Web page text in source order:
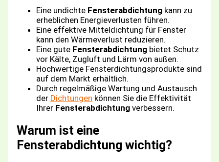
Eine undichte Fensterabdichtung kann zu
erheblichen Energieverlusten führen.
Eine effektive Mitteldichtung für Fenster
kann den Wärmeverlust reduzieren.
Eine gute Fensterabdichtung bietet Schutz
vor Kälte, Zugluft und Lärm von außen.
Hochwertige Fensterdichtungsprodukte sind
auf dem Markt erhältlich.
Durch regelmäßige Wartung und Austausch
der Dichtungen können Sie die Effektivität
Ihrer Fensterabdichtung verbessern.
Warum ist eine
Fensterabdichtung wichtig?